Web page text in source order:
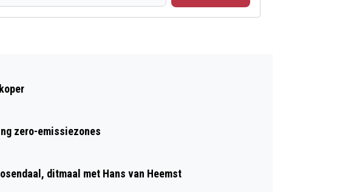
OPNIEUW RECORD MET OPBRENGST VAN
zero-emissiezones
ditmaal met Hans van Heemst